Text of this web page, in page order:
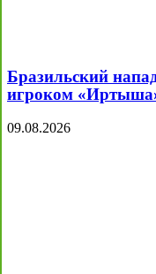
Бразильский
игроком
09.08.2026